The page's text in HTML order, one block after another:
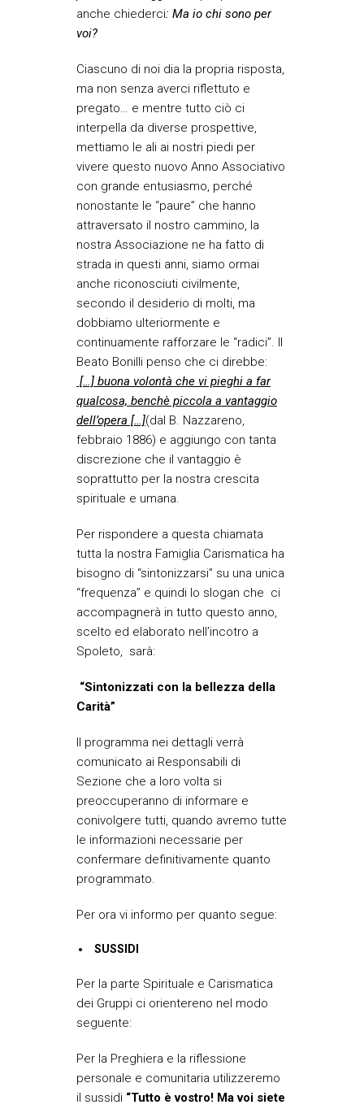
anche chiederci: Ma io chi sono per
voi?
Ciascuno di noi dia la propria risposta,
ma non senza averci riflettuto e
pregato… e mentre tutto ciò ci
interpella da diverse prospettive,
mettiamo le ali ai nostri piedi per
vivere questo nuovo Anno Associativo
con grande entusiasmo, perché
nonostante le “paure” che hanno
attraversato il nostro cammino, la
nostra Associazione ne ha fatto di
strada in questi anni, siamo ormai
anche riconosciuti civilmente,
secondo il desiderio di molti, ma
dobbiamo ulteriormente e
continuamente rafforzare le “radici”. Il
Beato Bonilli penso che ci direbbe:
[…] buona volontà che vi pieghi a far
qualcosa, benchè piccola a vantaggio
dell’opera […](dal B. Nazzareno,
febbraio 1886) e aggiungo con tanta
discrezione che il vantaggio è
soprattutto per la nostra crescita
spirituale e umana.
Per rispondere a questa chiamata
tutta la nostra Famiglia Carismatica ha
bisogno di “sintonizzarsi” su una unica
“frequenza” e quindi lo slogan che ci
accompagnerà in tutto questo anno,
scelto ed elaborato nell’incotro a
Spoleto, sarà:
“Sintonizzati con la bellezza della
Carità”
Il programma nei dettagli verrà
comunicato ai Responsabili di
Sezione che a loro volta si
preoccuperanno di informare e
conivolgere tutti, quando avremo tutte
le informazioni necessarie per
confermare definitivamente quanto
programmato.
Per ora vi informo per quanto segue:
SUSSIDI
Per la parte Spirituale e Carismatica
dei Gruppi ci orientereno nel modo
seguente:
Per la Preghiera e la riflessione
personale e comunitaria utilizzeremo
il sussidi “Tutto è vostro! Ma voi siete